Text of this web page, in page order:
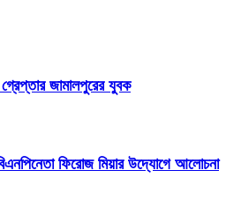
জামালপুরের যুবক
ফিরোজ মিয়ার উদ্যোগে আলোচনা